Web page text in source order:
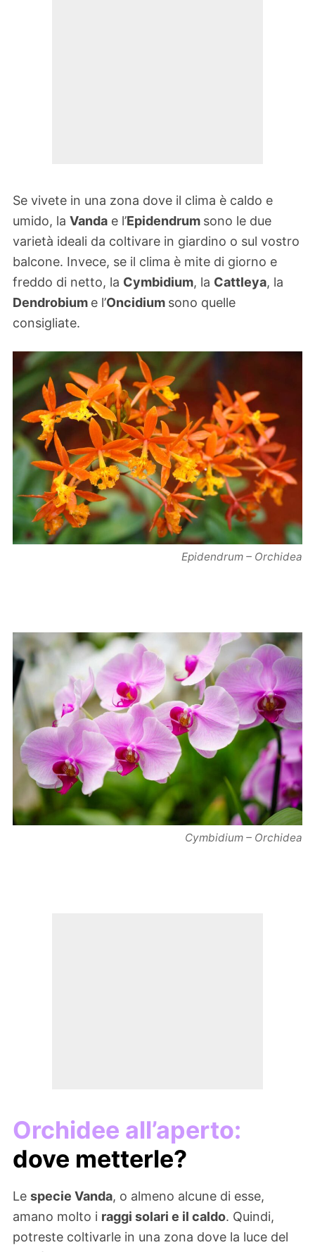
Se vivete in una zona dove il clima è caldo e
umido, la Vanda e l’Epidendrum sono le due
varietà ideali da coltivare in giardino o sul vostro
balcone. Invece, se il clima è mite di giorno e
freddo di netto, la Cymbidium, la Cattleya, la
Dendrobium e l’Oncidium sono quelle
consigliate.
Epidendrum – Orchidea
Cymbidium – Orchidea
Orchidee all’aperto:
dove metterle?
Le specie Vanda, o almeno alcune di esse,
amano molto i raggi solari e il caldo. Quindi,
potreste coltivarle in una zona dove la luce del